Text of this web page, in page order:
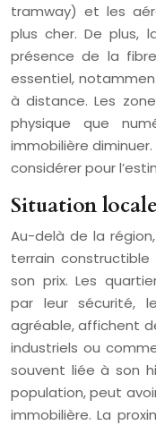
tramway) et les
plus cher. De plus,
présence de la
essentiel,
à distance. Les
physique que
immobilière
considérer pour
Situation locale
Au-delà de la
terrain
son prix. Les
par leur sécurité,
agréable, affichent
industriels ou
souvent liée à son
population, peut
immobilière. La